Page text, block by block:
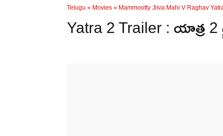
Telugu » Movies » Mammootty Jiiva Mahi V Raghav
Yatra 2 Trailer : యాత్ర 2